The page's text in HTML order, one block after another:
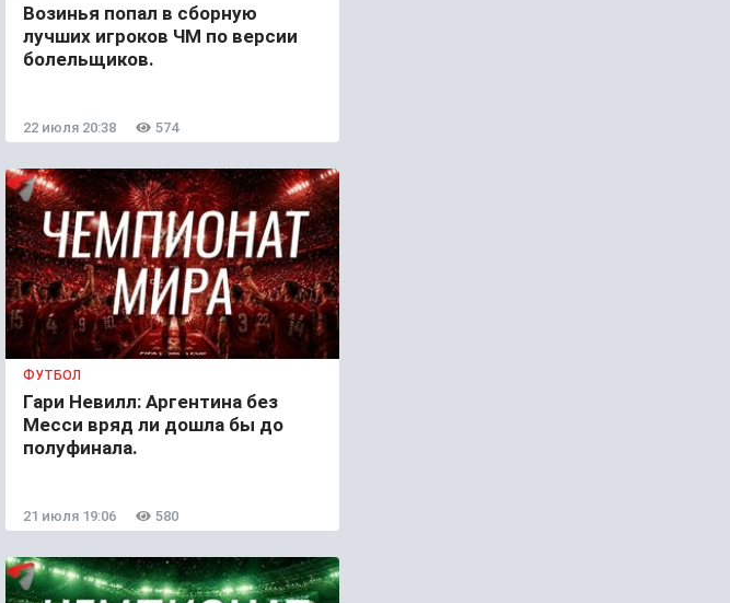
Возинья попал в сборную
лучших игроков ЧМ по версии
болельщиков.
22 июля 20:38 574
ФУТБОЛ
Гари Невилл: Аргентина без
Месси вряд ли дошла бы до
полуфинала.
21 июля 19:06 580